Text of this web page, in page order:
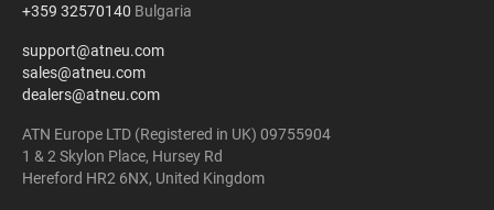
+359 32570140 Bulgaria
support@atneu.com
sales@atneu.com
dealers@atneu.com
ATN Europe LTD (Registered in UK) 09755904
1 & 2 Skylon Place, Hursey Rd
Hereford HR2 6NX, United Kingdom